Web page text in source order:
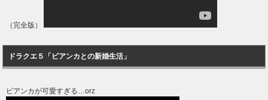
（完全版）
ドラクエ５「ビアンカとの新婚生活」
ビアンカが可愛すぎる…orz